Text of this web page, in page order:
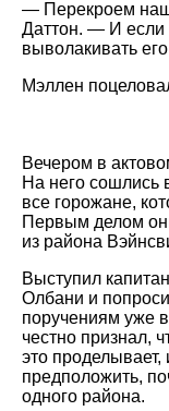
— Перекроем
Даттон. — И если
выволакивать
Мэллен
Вечером в
На него сошлись
все горожане,
Первым делом
из района
Выступил
Олбани и
поручениям уже
честно признал,
это
предположить,
одного района.